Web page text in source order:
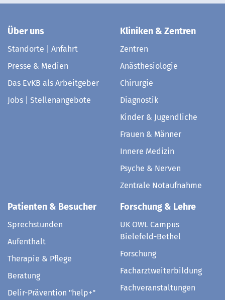
Über uns
Standorte | Anfahrt
Presse & Medien
Das EvKB als Arbeitgeber
Jobs | Stellenangebote
Kliniken & Zentren
Zentren
Anästhesiologie
Chirurgie
Diagnostik
Kinder & Jugendliche
Frauen & Männer
Innere Medizin
Psyche & Nerven
Zentrale Notaufnahme
Patienten & Besucher
Sprechstunden
Aufenthalt
Therapie & Pflege
Beratung
Delir-Prävention "help+"
Forschung & Lehre
UK OWL Campus
Bielefeld-Bethel
Forschung
Facharztweiterbildung
Fachveranstaltungen